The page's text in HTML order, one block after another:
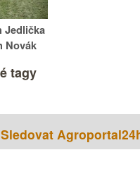
Jedlička
Novák
tagy
Sledovat